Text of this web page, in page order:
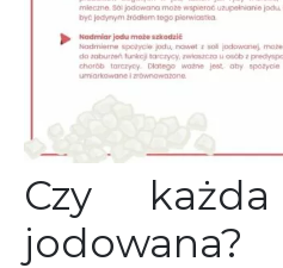
Czy
jodowana?